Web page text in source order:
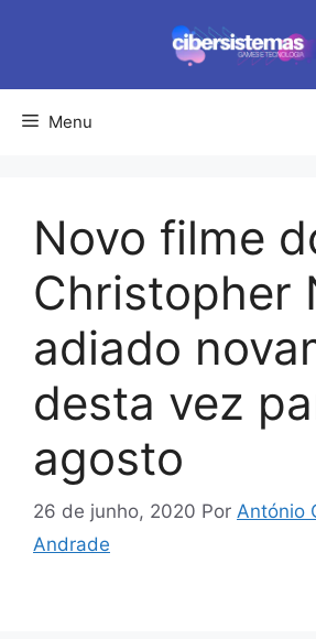
conteúdo
Menu
Novo filme
Christopher
adiado
desta vez
agosto
26 de junho, 2020 Por António
Andrade